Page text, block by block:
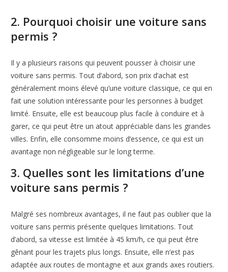
2. Pourquoi choisir une voiture sans
permis ?
Il y a plusieurs raisons qui peuvent pousser à choisir une
voiture sans permis. Tout d’abord, son prix d’achat est
généralement moins élevé qu’une voiture classique, ce qui en
fait une solution intéressante pour les personnes à budget
limité. Ensuite, elle est beaucoup plus facile à conduire et à
garer, ce qui peut être un atout appréciable dans les grandes
villes. Enfin, elle consomme moins d’essence, ce qui est un
avantage non négligeable sur le long terme.
3. Quelles sont les limitations d’une
voiture sans permis ?
Malgré ses nombreux avantages, il ne faut pas oublier que la
voiture sans permis présente quelques limitations. Tout
d’abord, sa vitesse est limitée à 45 km/h, ce qui peut être
gênant pour les trajets plus longs. Ensuite, elle n’est pas
adaptée aux routes de montagne et aux grands axes routiers.